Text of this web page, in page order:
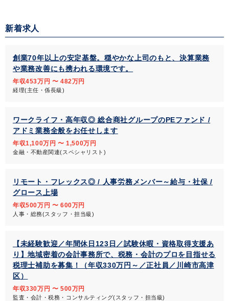
新着求人
創業70年以上の安定基盤。穏やかな上司のもと、決算業務
や業務改善にも携われる環境です。
年収453万円 〜 482万円
経理(主任・係長級)
ワークライフ・高年収◎ 総合商社グループのPEファンド /
アドミ業務全般をお任せします
年収1,100万円 〜 1,500万円
金融・不動産関連(スペシャリスト)
リモート・フレックス◎ / 人事労務メンバー～給与・社保 /
グロース上場
年収500万円 〜 600万円
人事・総務(スタッフ・担当級)
【未経験歓迎／年間休日123日／試験休暇・資格取得支援あ
り】地域密着の会計事務所で、税務・会計のプロを目指せる
税理士補助を募集！（年収330万円～／正社員／川崎市高津
区）
年収330万円 〜 500万円
監査・会計・税務・コンサルティング(スタッフ・担当級)